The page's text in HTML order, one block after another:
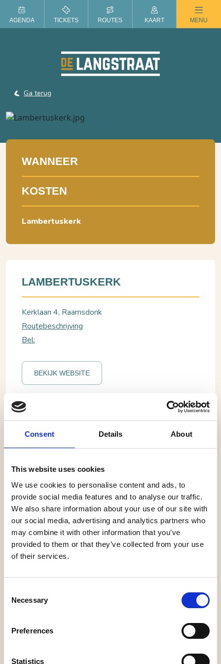
Consent Details About
This website uses cookies
We use cookies to personalise content and ads, to
provide social media features and to analyse our traffic.
We also share information about your use of our site with
our social media, advertising and analytics partners who
may combine it with other information that you’ve
provided to them or that they’ve collected from your use
of their services.
Selection
Necessary
Preferences
Statistics
ZOMER IN DE LANGSTRAAT
Ga terug
Raamsdonk, Lambertuskerk
Open dag Lambertuskerk Raamsdonk
monumentale Lambertuskerk in Raamsdonk ter
gelegenheid van de Open Kerkendag haar deuren voor
iedereen die dit prachtige historische gebouw van
binnen wil bewonderen en de bijzondere sfeer wil
ervaren.
Tijdens uw bezoek kunt u deelnemen aan een
Ook kunt u het indrukwekkende Van Dam-orgel van
die door de Ambachtsheer en Ambachtsvrouw van
WANNEER
KOSTEN
Lambertuskerk
LAMBERTUSKERK
Kerklaan 4, Raamsdonk
Routebeschrijving
Bel:
BEKIJK WEBSITE
AGENDA TICKETS ROUTES KAART MENU